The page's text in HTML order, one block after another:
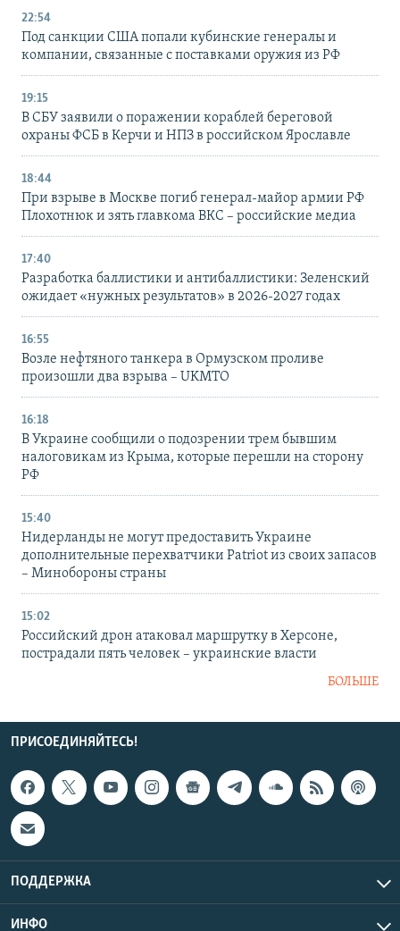
22:54
Под санкции США попали кубинские генералы и
компании, связанные с поставками оружия из РФ
19:15
В СБУ заявили о поражении кораблей береговой
охраны ФСБ в Керчи и НПЗ в российском Ярославле
18:44
При взрыве в Москве погиб генерал-майор армии РФ
Плохотнюк и зять главкома ВКС – российские медиа
17:40
Разработка баллистики и антибаллистики: Зеленский
ожидает «нужных результатов» в 2026-2027 годах
16:55
Возле нефтяного танкера в Ормузском проливе
произошли два взрыва – UKMTO
16:18
В Украине сообщили о подозрении трем бывшим
налоговикам из Крыма, которые перешли на сторону
РФ
15:40
Нидерланды не могут предоставить Украине
дополнительные перехватчики Patriot из своих запасов
– Минобороны страны
15:02
Российский дрон атаковал маршрутку в Херсоне,
пострадали пять человек – украинские власти
БОЛЬШЕ
ПРИСОЕДИНЯЙТЕСЬ!
ПОДДЕРЖКА
ИНФО